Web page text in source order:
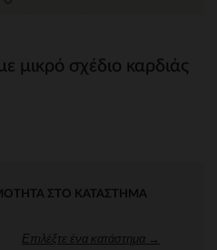
μικρό σχέδιο καρδιάς
ΣΤΟ ΚΑΤΆΣΤΗΜΑ
Επιλέξτε ένα κατάστημα →